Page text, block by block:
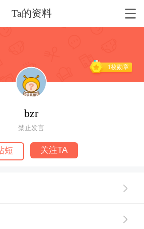
Ta的资料
1枚勋章
bzr
禁止发言
短 关注TA